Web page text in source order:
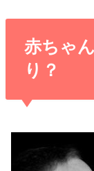
赤ちゃ
り？